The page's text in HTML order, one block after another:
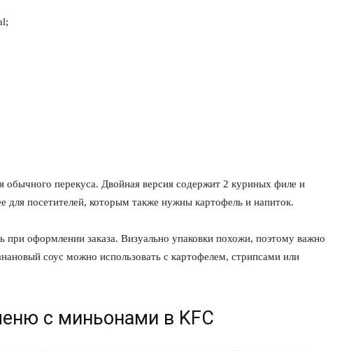
Политика конфиденциальности
Отказ от ответственности
Мой аккаунт
обычного перекуса. Двойная версия содержит 2 куриных филе и
для посетителей, которым также нужны картофель и напиток.
при оформлении заказа. Визуально упаковки похожи, поэтому важно
соус можно использовать с картофелем, стрипсами или
с миньонами в KFC